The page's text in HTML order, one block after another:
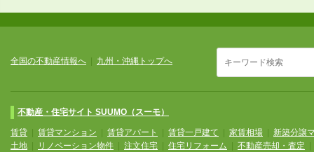
全国の不動産情報へ 九州・沖縄トップへ
不動産・住宅サイト SUUMO（スーモ）
賃貸 賃貸マンション 賃貸アパート 賃貸一戸建て 家賃相場
新築分譲
土地
リノベーション物件 注文住宅 住宅リフォーム 不動産売却・査定